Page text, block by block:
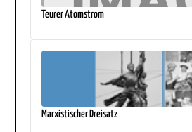
Teurer Atomstrom
Marxistischer Dreisatz